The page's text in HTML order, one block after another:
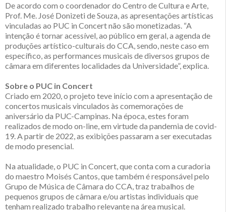
De acordo com o coordenador do Centro de Cultura e Arte,
Prof. Me. José Donizeti de Souza, as apresentações artísticas
vinculadas ao PUC in Concert não são monetizadas. “A
intenção é tornar acessível, ao público em geral, a agenda de
produções artístico-culturais do CCA, sendo, neste caso em
específico, as performances musicais de diversos grupos de
câmara em diferentes localidades da Universidade”, explica.
Sobre o PUC in Concert
Criado em 2020, o projeto teve início com a apresentação de
concertos musicais vinculados às comemorações de
aniversário da PUC-Campinas. Na época, estes foram
realizados de modo on-line, em virtude da pandemia de covid-
19. A partir de 2022, as exibições passaram a ser executadas
de modo presencial.
Na atualidade, o PUC in Concert, que conta com a curadoria
do maestro Moisés Cantos, que também é responsável pelo
Grupo de Música de Câmara do CCA, traz trabalhos de
pequenos grupos de câmara e/ou artistas individuais que
tenham realizado trabalho relevante na área musical.